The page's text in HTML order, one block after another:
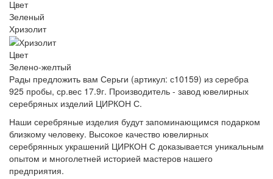
Цвет
Зеленый
Хризолит
Цвет
Зелено-желтый
Рады предложить вам Серьги (артикул: с10159) из серебра
925 пробы, ср.вес 17.9г. Производитель - завод ювелирных
серебряных изделий ЦИРКОН С.
Наши серебряные изделия будут запоминающимся подарком
близкому человеку. Высокое качество ювелирных
серебрянных украшений ЦИРКОН С доказывается уникальным
опытом и многолетней историей мастеров нашего
предприятия.